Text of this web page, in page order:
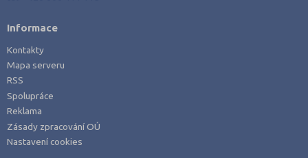
Informace
Kontakty
Mapa serveru
RSS
Spolupráce
Reklama
Zásady zpracování OÚ
Nastavení cookies